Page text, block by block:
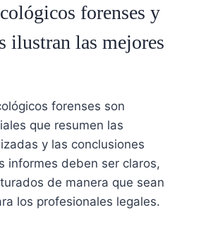
forenses y
ilustran las mejores
forenses son
que resumen las
y las conclusiones
informes deben ser claros,
de manera que sean
los profesionales legales.